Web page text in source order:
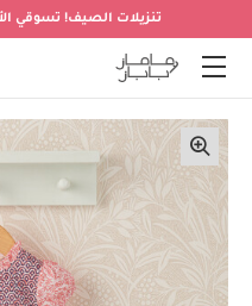
تنزيلات الصيف! تسوقي